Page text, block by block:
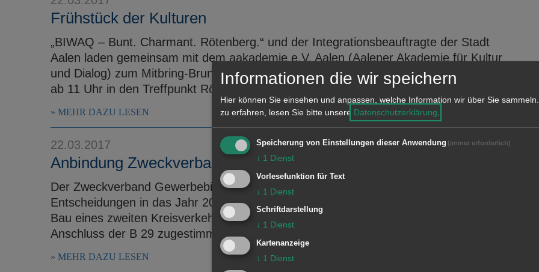
Frühstück der Kulturen
„BIWAQ – Bunt. Charmant. Rötenberg.“ und der Integrationsbeauftragte der Stadt
Aalen laden gemeinsam mit dem aakademie e.V. Aalen (Aalener Akademie für Kultur
und Dialog) zum Mitbring-Brunch „Frühstück der Kulturen“ am Sonntag, 9. April 2017,
ab 11 Uhr in den Treffpunkt Rötenberg ...
MEHR DAZU LESEN
22.03.2017
Anbindung Zweckverband Gewerbegebiet Dauerwang an B29
Der Zweckverband Gewerbebiet Dauerwang startete am 8. März mit wichtigen
Entscheidungen in das Jahr 2017. Die Verbandsversammlung hat der Vergabe zum
Bau eines zweiten Kreisverkehrs als zentrales Verkehrsbauwerk am zukünftigen neuen
Anschluss der B 29 zugestimmt. Ausführen wird ...
MEHR DAZU LESEN
Informationen die wir speichern
Hier können Sie einsehen und anpassen, welche Information wir über Sie sammeln.
zu erfahren, lesen Sie bitte unsere Datenschutzerklärung
Speicherung von Einstellungen dieser Anwendung (immer erforderlich)
↓ 1 Dienst
Vorlesefunktion für Text
↓ 1 Dienst
Schriftdarstellung
↓ 1 Dienst
Kartenanzeige
↓ 1 Dienst